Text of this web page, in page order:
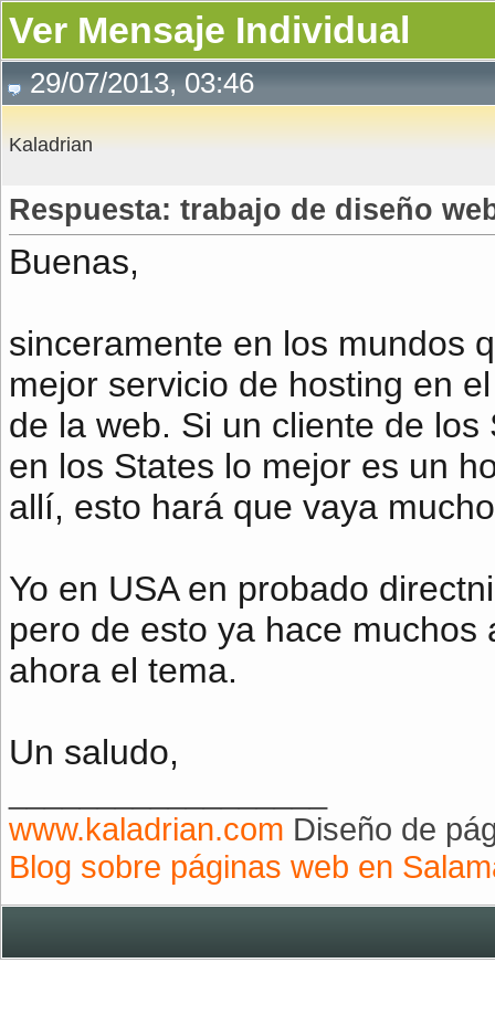
Ver Mensaje Individual
29/07/2013, 03:46
Kaladrian
Respuesta: trabajo de diseño
Buenas,
sinceramente en los mundos
mejor servicio de hosting en
de la web. Si un cliente de
en los States lo mejor es un
allí, esto hará que vaya
Yo en USA en probado
pero de esto ya hace
ahora el tema.
Un saludo,
www.kaladrian.com Diseño de
Blog sobre páginas web en